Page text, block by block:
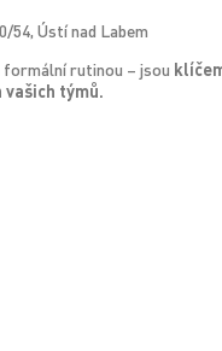
54, Ústí nad Labem
formální rutinou – jsou
vašich týmů.